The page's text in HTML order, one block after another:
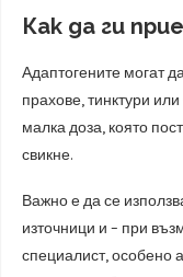
Как да ги
Адаптогените могат
прахове, тинктури
малка доза, която
свикне.
Важно е да се
източници и – при
специалист, особено